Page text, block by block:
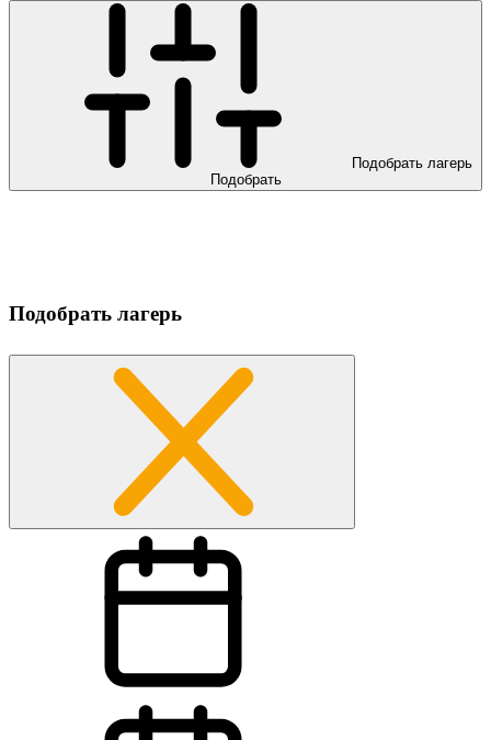
Подобрать лагерь
Подобрать
Подобрать лагерь